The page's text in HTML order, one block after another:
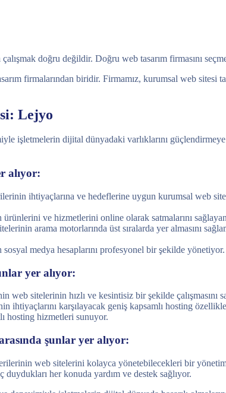
doğru değildir. Doğru web tasarım firmasını
firmalarından biridir. Firmamız, kurumsal web sitesi
Lejyo
işletmelerin dijital dünyadaki varlıklarını
alıyor:
ihtiyaçlarına ve hedeflerine uygun kurumsal web
ve hizmetlerini online olarak satmalarını
arama motorlarında üst sıralarda yer almasını
medya hesaplarını profesyonel bir şekilde
yer alıyor:
web sitelerinin hızlı ve kesintisiz bir şekilde çalışmasını
ihtiyaçlarını karşılayacak geniş kapsamlı hosting
hosting hizmetleri sunuyor.
şunlar yer alıyor:
web sitelerini kolayca yönetebilecekleri bir
her konuda yardım ve destek sağlıyor.